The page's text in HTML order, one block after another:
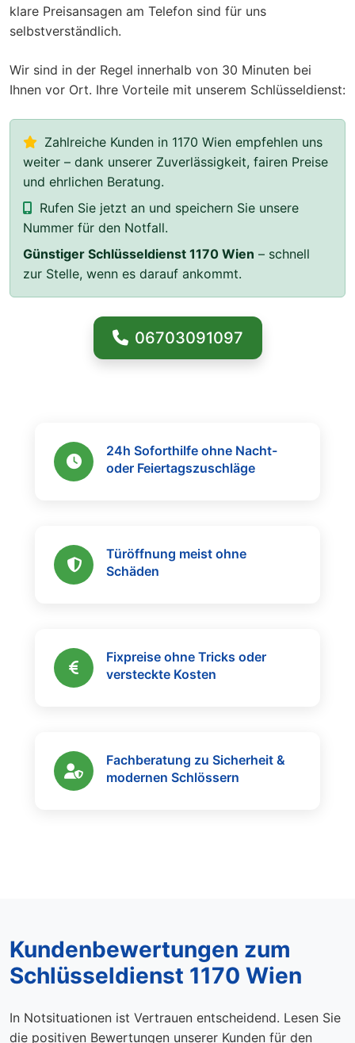
klare Preisansagen am Telefon sind für uns
selbstverständlich.
Wir sind in der Regel innerhalb von 30 Minuten bei
Ihnen vor Ort. Ihre Vorteile mit unserem Schlüsseldienst:
Zahlreiche Kunden in 1170 Wien empfehlen uns
weiter – dank unserer Zuverlässigkeit, fairen Preise
und ehrlichen Beratung.
Rufen Sie jetzt an und speichern Sie unsere
Nummer für den Notfall.
Günstiger Schlüsseldienst 1170 Wien – schnell
zur Stelle, wenn es darauf ankommt.
06703091097
24h Soforthilfe ohne Nacht-
oder Feiertagszuschläge
Türöffnung meist ohne
Schäden
Fixpreise ohne Tricks oder
versteckte Kosten
Fachberatung zu Sicherheit &
modernen Schlössern
Kundenbewertungen zum
Schlüsseldienst 1170 Wien
In Notsituationen ist Vertrauen entscheidend. Lesen Sie
die positiven Bewertungen unserer Kunden für den